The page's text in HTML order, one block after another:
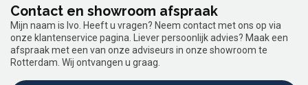
Contact en showroom afspraak
Mijn naam is Ivo. Heeft u vragen? Neem contact met ons op via
onze klantenservice pagina. Liever persoonlijk advies? Maak een
afspraak met een van onze adviseurs in onze showroom te
Rotterdam. Wij ontvangen u graag.